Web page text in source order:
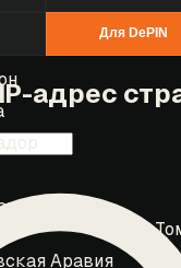
Сан-
Аравия
Для DePIN
адрес